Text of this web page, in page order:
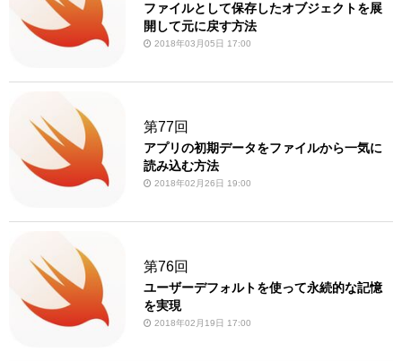
ファイルとして保存したオブジェクトを展
開して元に戻す方法
2018年03月05日 17:00
第77回
アプリの初期データをファイルから一気に
読み込む方法
2018年02月26日 19:00
第76回
ユーザーデフォルトを使って永続的な記憶
を実現
2018年02月19日 17:00